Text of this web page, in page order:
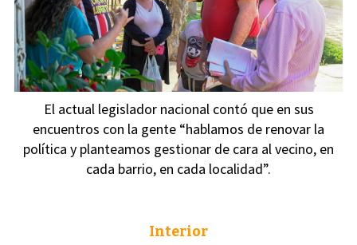
El actual legislador nacional contó que en sus
encuentros con la gente “hablamos de renovar la
política y planteamos gestionar de cara al vecino, en
cada barrio, en cada localidad”.
Interior